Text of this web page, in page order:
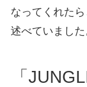
なってくれた
述べていました
「